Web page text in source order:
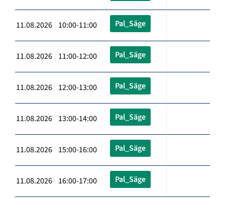
11.08.2026 10:00-11:00 Pal_Säge
11.08.2026 11:00-12:00 Pal_Säge
11.08.2026 12:00-13:00 Pal_Säge
11.08.2026 13:00-14:00 Pal_Säge
11.08.2026 15:00-16:00 Pal_Säge
11.08.2026 16:00-17:00 Pal_Säge